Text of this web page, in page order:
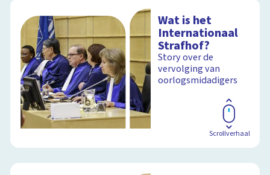
Wat is het
Internationaal
Strafhof?
Story over de
vervolging van
oorlogsmidadigers
Scrollverhaal